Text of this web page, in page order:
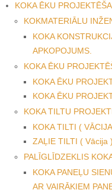
KOKA ĒKU
KOKMATERIĀLU
KOKA
APKOPOJUMS.
KOKA ĒKU
KOKA ĒKU
KOKA ĒKU
KOKA TILTU
KOKA TILTI (
ZAĻIE TILTI ( Vācija )
PALĪGLĪDZEKLIS
KOKA PANEĻU
AR VAIRĀKIEM